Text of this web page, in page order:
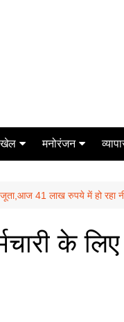
खेल
टेनिस
मनोरंजन
मिर्च मसाला
ऑटो
जूता,आज 41 लाख रुपये में हो रहा
के